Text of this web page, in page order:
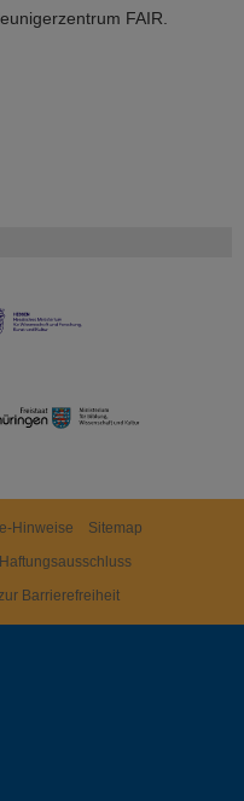
FAIR.
Hinweise
Sitemap
Haftungsausschluss
Barrierefreiheit